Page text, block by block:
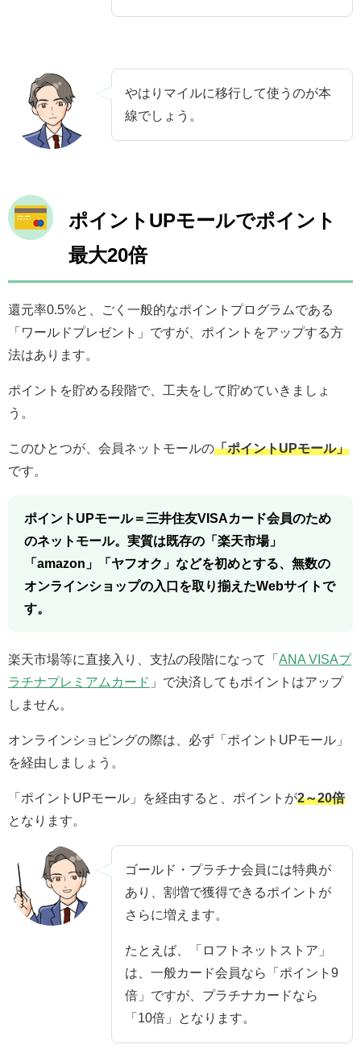
やはりマイルに移行して使うのが本
線でしょう。
ポイントUPモールでポイント
最大20倍
還元率0.5%と、ごく一般的なポイントプログラムである
「ワールドプレゼント」ですが、ポイントをアップする方
法はあります。
ポイントを貯める段階で、工夫をして貯めていきましょ
う。
このひとつが、会員ネットモールの「ポイントUPモール」
です。
ポイントUPモール＝三井住友VISAカード会員のため
のネットモール。実質は既存の「楽天市場」
「amazon」「ヤフオク」などを初めとする、無数の
オンラインショップの入口を取り揃えたWebサイトで
す。
楽天市場等に直接入り、支払の段階になって「 ANA VISAプ
ラチナプレミアムカード 」で決済してもポイントはアップ
しません。
オンラインショピングの際は、必ず「ポイントUPモール」
を経由しましょう。
「ポイントUPモール」を経由すると、ポイントが2～20倍
となります。
ゴールド・プラチナ会員には特典が
あり、割増で獲得できるポイントが
さらに増えます。
たとえば、「ロフトネットストア」
は、一般カード会員なら「ポイント9
倍」ですが、プラチナカードなら
「10倍」となります。